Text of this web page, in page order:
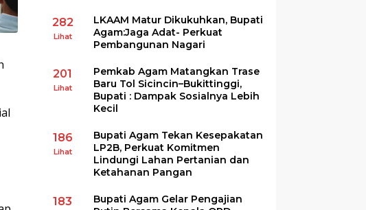
282
Lihat
LKAAM Matur Dikukuhkan, Bupati
Agam:Jaga Adat- Perkuat
Pembangunan Nagari
201
Lihat
Pemkab Agam Matangkan Trase
Baru Tol Sicincin–Bukittinggi,
Bupati : Dampak Sosialnya Lebih
Kecil
186
Lihat
Bupati Agam Tekan Kesepakatan
LP2B, Perkuat Komitmen
Lindungi Lahan Pertanian dan
Ketahanan Pangan
183
Bupati Agam Gelar Pengajian